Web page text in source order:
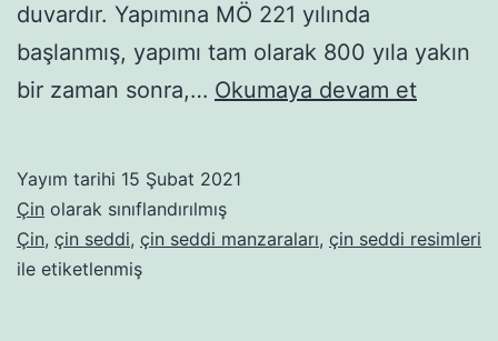
duvardır. Yapımına MÖ 221 yılında
başlanmış, yapımı tam olarak 800 yıla yakın
bir zaman sonra,… Okumaya devam etÇin
Yayım tarihi 15 Şubat 2021
Çin olarak sınıflandırılmış
Çin, çin seddi, çin seddi manzaraları, çin seddi resimleri
ile etiketlenmiş